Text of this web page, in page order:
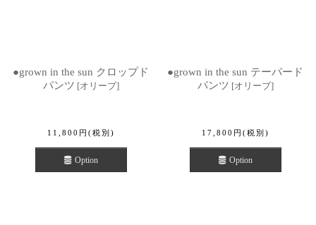
●grown in the sun クロップド
パンツ [オリーブ]
11,800 円 (税別)
Option
●grown in the sun テーパード
パンツ [オリーブ]
17,800 円 (税別)
Option